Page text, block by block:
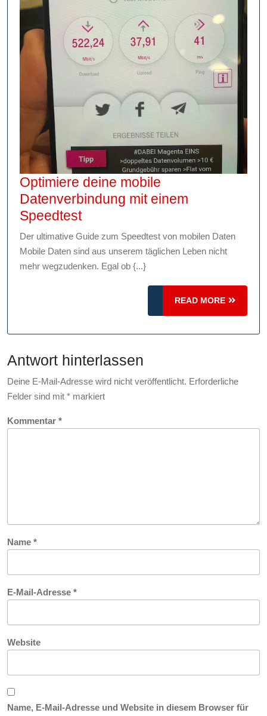
Optimiere deine mobile
Datenverbindung mit einem
SpeedtestOptimiere
deine
mobile
Datenverbindung
Der ultimative Guide zum Speedtest von mobilen Daten
Mobile Daten sind aus unserem täglichen Leben nicht
mehr wegzudenken. Egal ob {...}
READ MORE
READ
MORE
Antwort hinterlassen
Deine E-Mail-Adresse wird nicht veröffentlicht. Erforderliche
Felder sind mit * markiert
Kommentar *
Name *
E-Mail-Adresse *
Website
Name, E-Mail-Adresse und Website in diesem Browser für